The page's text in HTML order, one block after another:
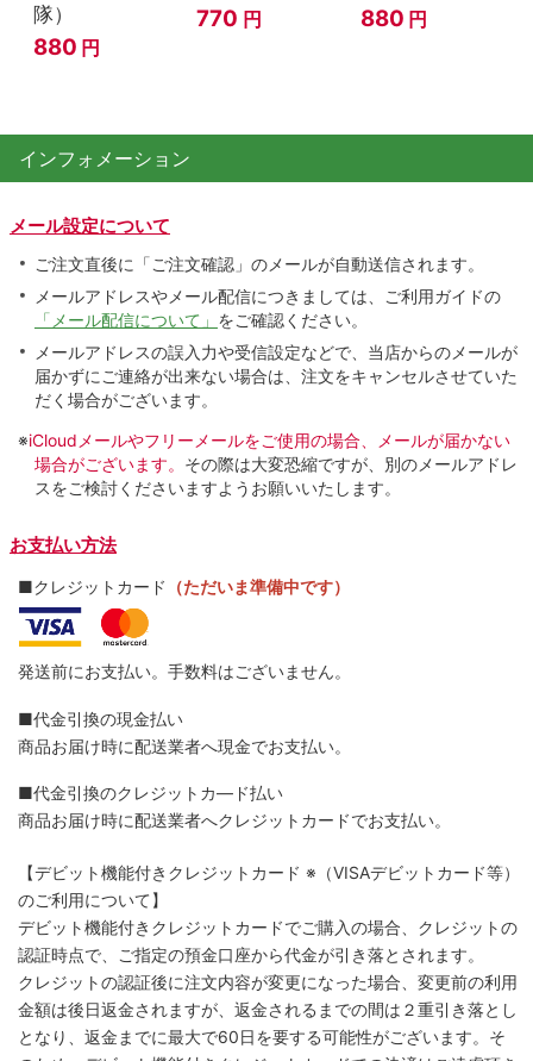
隊）
880 円
770 円 880 円
インフォメーション
メール設定について
ご注文直後に「ご注文確認」のメールが自動送信されます。
メールアドレスやメール配信につきましては、ご利用ガイドの
「メール配信について」 をご確認ください。
メールアドレスの誤入力や受信設定などで、当店からのメールが
届かずにご連絡が出来ない場合は、注文をキャンセルさせていた
だく場合がございます。
※iCloudメールやフリーメールをご使用の場合、メールが届かない
場合がございます。 その際は大変恐縮ですが、別のメールアドレ
スをご検討くださいますようお願いいたします。
お支払い方法
■クレジットカード （ただいま準備中です）
発送前にお支払い。手数料はございません。
■代金引換の現金払い
商品お届け時に配送業者へ現金でお支払い。
■代金引換のクレジットカ―ド払い
商品お届け時に配送業者へクレジットカードでお支払い。
【デビット機能付きクレジットカード ※（VISAデビットカード等）
のご利用について】
デビット機能付きクレジットカードでご購入の場合、クレジットの
認証時点で、ご指定の預金口座から代金が引き落とされます。
クレジットの認証後に注文内容が変更になった場合、変更前の利用
金額は後日返金されますが、返金されるまでの間は２重引き落とし
となり、返金までに最大で60日を要する可能性がございます。そ